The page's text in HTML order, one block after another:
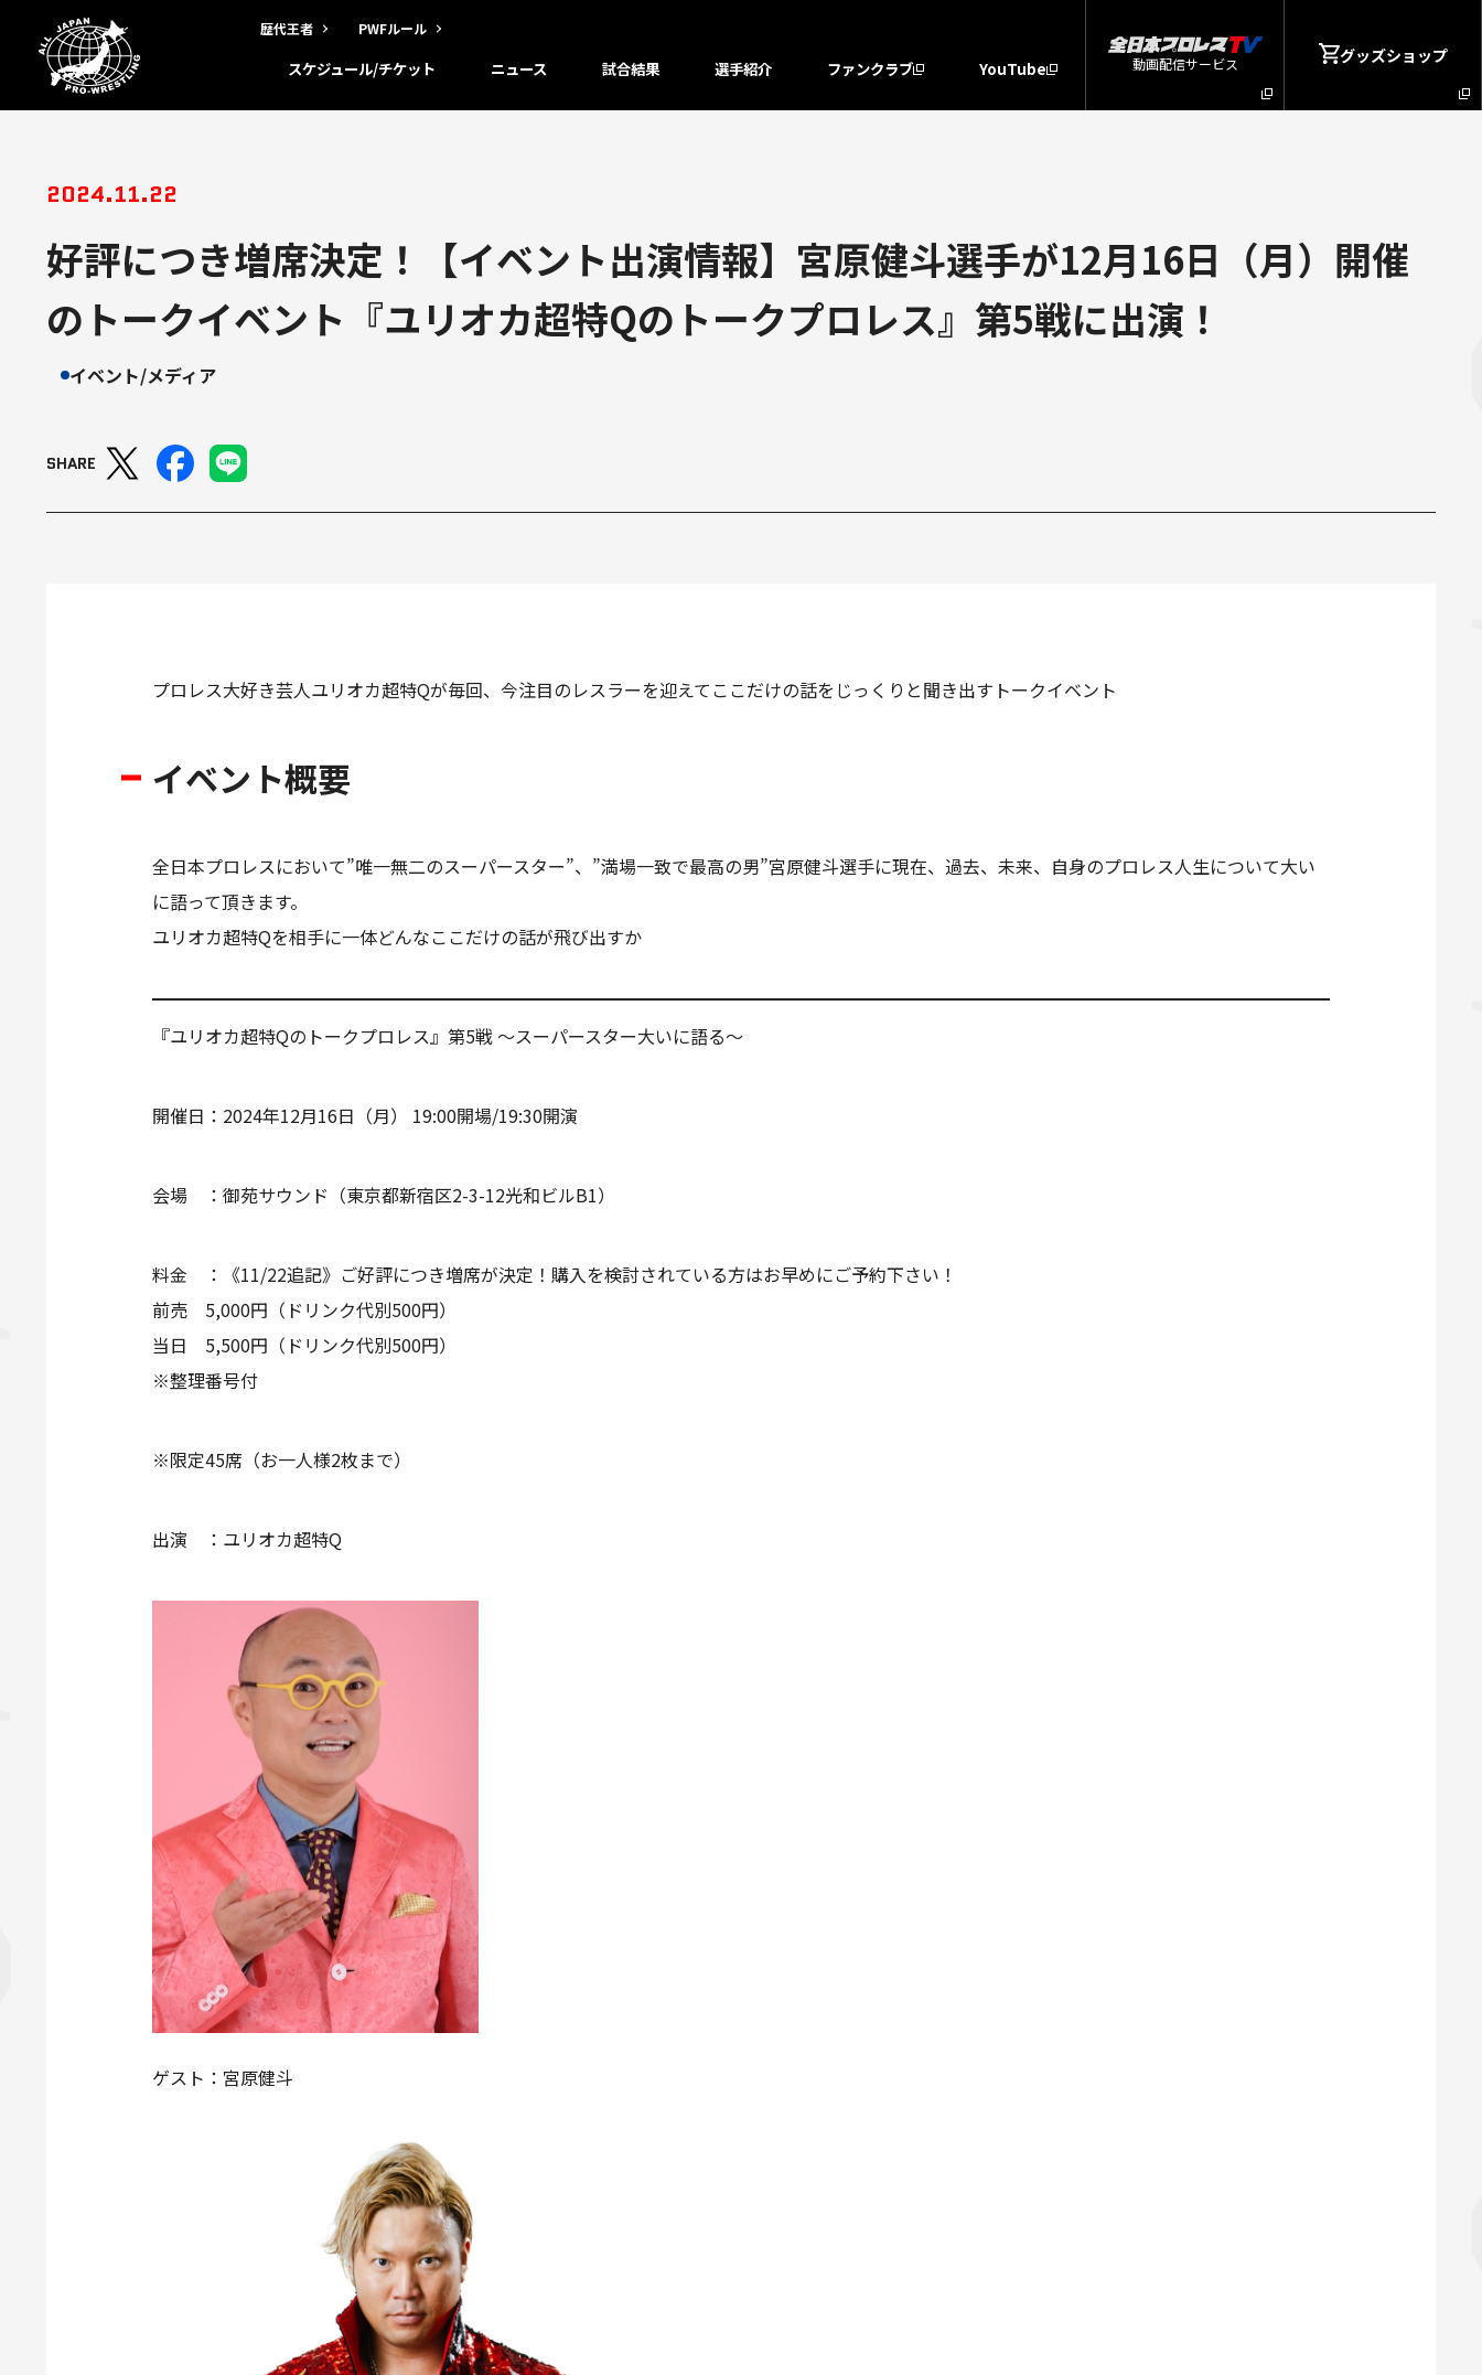
歴代王者 PWFルール
スケジュール/チケット ニュース 試合結果 選手紹介 ファンクラブ YouTube 動画配信サービス グッズショップ
2024.11.22
好評につき増席決定！【イベント出演情報】宮原健斗選手が12月16日（月）開催
のトークイベント『ユリオカ超特Qのトークプロレス』第5戦に出演！
イベント/メディア
SHARE
プロレス大好き芸人ユリオカ超特Qが毎回、今注目のレスラーを迎えてここだけの話をじっくりと聞き出すトークイベント
イベント概要
全日本プロレスにおいて”唯一無二のスーパースター”、”満場一致で最高の男”宮原健斗選手に現在、過去、未来、自身のプロレス人生について大い
に語って頂きます。
ユリオカ超特Qを相手に一体どんなここだけの話が飛び出すか
『ユリオカ超特Qのトークプロレス』第5戦 ～スーパースター大いに語る～
開催日：2024年12月16日（月） 19:00開場/19:30開演
会場 ：御苑サウンド（東京都新宿区2-3-12光和ビルB1）
料金 ：《11/22追記》ご好評につき増席が決定！購入を検討されている方はお早めにご予約下さい！
前売 5,000円（ドリンク代別500円）
当日 5,500円（ドリンク代別500円）
※整理番号付
※限定45席（お一人様2枚まで）
出演 ：ユリオカ超特Q
ゲスト：宮原健斗